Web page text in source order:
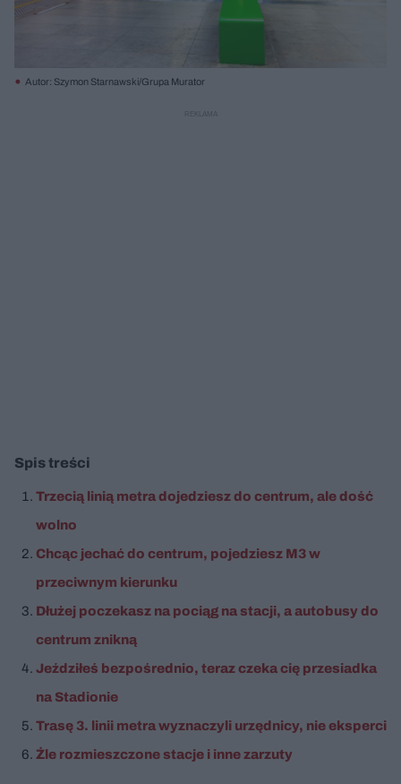
Autor: Szymon Starnawski/Grupa Murator
Spis treści
Trzecią linią metra dojedziesz do centrum, ale dość
wolno
Chcąc jechać do centrum, pojedziesz M3 w
przeciwnym kierunku
Dłużej poczekasz na pociąg na stacji, a autobusy do
centrum znikną
Jeździłeś bezpośrednio, teraz czeka cię przesiadka
na Stadionie
Trasę 3. linii metra wyznaczyli urzędnicy, nie eksperci
Źle rozmieszczone stacje i inne zarzuty